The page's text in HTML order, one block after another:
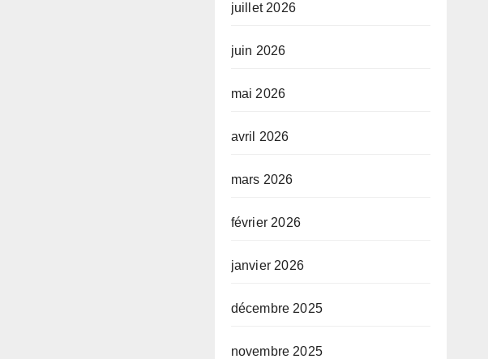
juillet 2026
juin 2026
mai 2026
avril 2026
mars 2026
février 2026
janvier 2026
décembre 2025
novembre 2025